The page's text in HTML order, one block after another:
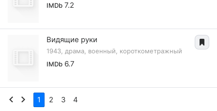
IMDb 7.2
Видящие руки
1943, драма, военный, короткометражный
IMDb 6.7
1 2 3 4